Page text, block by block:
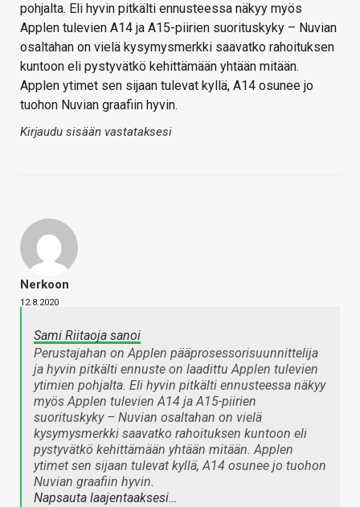
pohjalta. Eli hyvin pitkälti ennusteessa näkyy myös
Applen tulevien A14 ja A15-piirien suorituskyky – Nuvian
osaltahan on vielä kysymysmerkki saavatko rahoituksen
kuntoon eli pystyvätkö kehittämään yhtään mitään.
Applen ytimet sen sijaan tulevat kyllä, A14 osunee jo
tuohon Nuvian graafiin hyvin.
Kirjaudu sisään vastataksesi
Nerkoon
12.8.2020
Sami Riitaoja sanoi
Perustajahan on Applen pääprosessorisuunnittelija
ja hyvin pitkälti ennuste on laadittu Applen tulevien
ytimien pohjalta. Eli hyvin pitkälti ennusteessa näkyy
myös Applen tulevien A14 ja A15-piirien
suorituskyky – Nuvian osaltahan on vielä
kysymysmerkki saavatko rahoituksen kuntoon eli
pystyvätkö kehittämään yhtään mitään. Applen
ytimet sen sijaan tulevat kyllä, A14 osunee jo tuohon
Nuvian graafiin hyvin.
Napsauta laajentaaksesi…